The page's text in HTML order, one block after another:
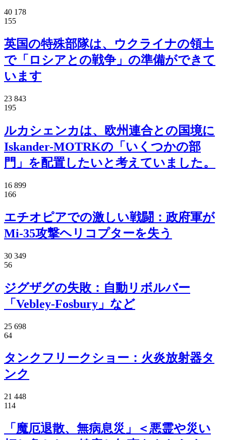
40 178
155
英国の特殊部隊は、ウクライナの領土
で「ロシアとの戦争」の準備ができて
います
23 843
195
ルカシェンカは、欧州連合との国境に
Iskander-MOTRKの「いくつかの部
門」を配置したいと考えていました。
16 899
166
エチオピアでの激しい戦闘：政府軍が
Mi-35攻撃ヘリコプターを失う
30 349
56
ジグザグの失敗：自動リボルバー
「Vebley-Fosbury」など
25 698
64
タンクフリークショー：火炎放射器タ
ンク
21 448
114
「魔厄退散、無病息災」＜悪霊や災い